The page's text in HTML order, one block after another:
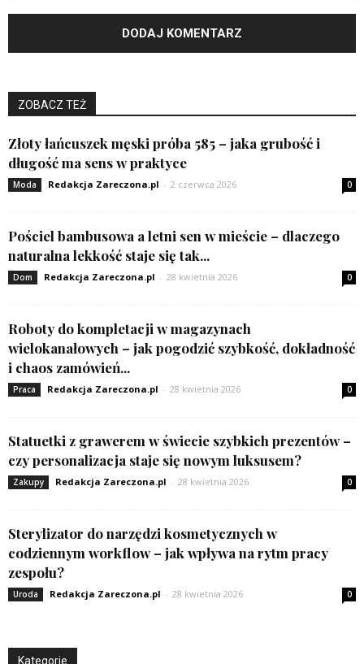
ZOBACZ TEŻ
Złoty łańcuszek męski próba 585 – jaka grubość i
długość ma sens w praktyce
Moda Redakcja Zareczona.pl - 2 czerwca 2026 0
Pościel bambusowa a letni sen w mieście – dlaczego
naturalna lekkość staje się tak...
Dom Redakcja Zareczona.pl - 28 kwietnia 2026 0
Roboty do kompletacji w magazynach
wielokanałowych – jak pogodzić szybkość, dokładność
i chaos zamówień...
Praca Redakcja Zareczona.pl - 28 kwietnia 2026 0
Statuetki z grawerem w świecie szybkich prezentów –
czy personalizacja staje się nowym luksusem?
Zakupy Redakcja Zareczona.pl - 28 kwietnia 2026 0
Sterylizator do narzędzi kosmetycznych w
codziennym workflow – jak wpływa na rytm pracy
zespołu?
Uroda Redakcja Zareczona.pl - 28 kwietnia 2026 0
Kategorie